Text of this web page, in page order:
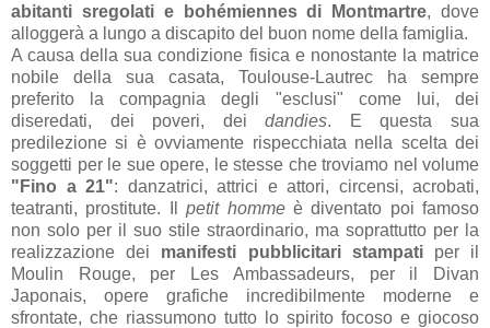
abitanti sregolati e
bohémiennes di Montmartre, dove
alloggerà a lungo a discapito del buon nome della famiglia.
A causa della sua condizione fisica e nonostante la matrice
nobile della sua casata, Toulouse-Lautrec ha sempre
preferito la compagnia degli "esclusi" come lui, dei
diseredati, dei poveri, deidandies. E questa sua
predilezione si è ovviamente rispecchiata nella scelta dei
soggetti per le sue opere, le stesse che troviamo nel volume
"Fino a 21": danzatrici, attrici e attori, circensi, acrobati,
teatranti, prostitute. Il
petit hommeè diventato poi famoso
non solo per il suo stile straordinario, ma soprattutto per la
realizzazione dei manifesti pubblicitari stampatiper il
Moulin Rouge, per Les Ambassadeurs, per il Divan
Japonais, opere grafiche incredibilmente moderne e
sfrontate, che riassumono tutto lo spirito focoso e giocoso